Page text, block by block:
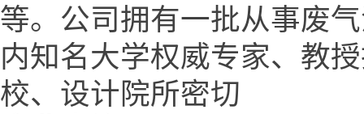
等。公司拥有一批从事废
内知名大学权威专家、教
校、设计院所密切